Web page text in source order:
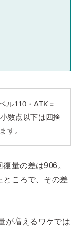
ル110・ATK＝
数点以下は四捨
す。
量の差は906。
ところで、その差
が増えるワケでは